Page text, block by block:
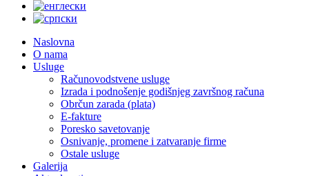
Naslovna
O nama
Usluge
Računovodstvene usluge
Izrada i podnošenje godišnjeg završnog računa
Obrčun zarada (plata)
E-fakture
Poresko savetovanje
Osnivanje, promene i zatvaranje firme
Ostale usluge
Galerija